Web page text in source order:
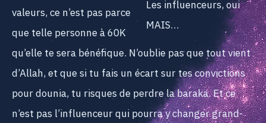
Les influenceurs, oui
MAIS…
valeurs, ce n’est pas parce
que telle personne à 60K
qu’elle te sera bénéfique. N’oublie pas que tout vient
d’Allah, et que si tu fais un écart sur tes convictions
pour dounia, tu risques de perdre la baraka. Et ce
n’est pas l’influenceur qui pourra y changer grand-